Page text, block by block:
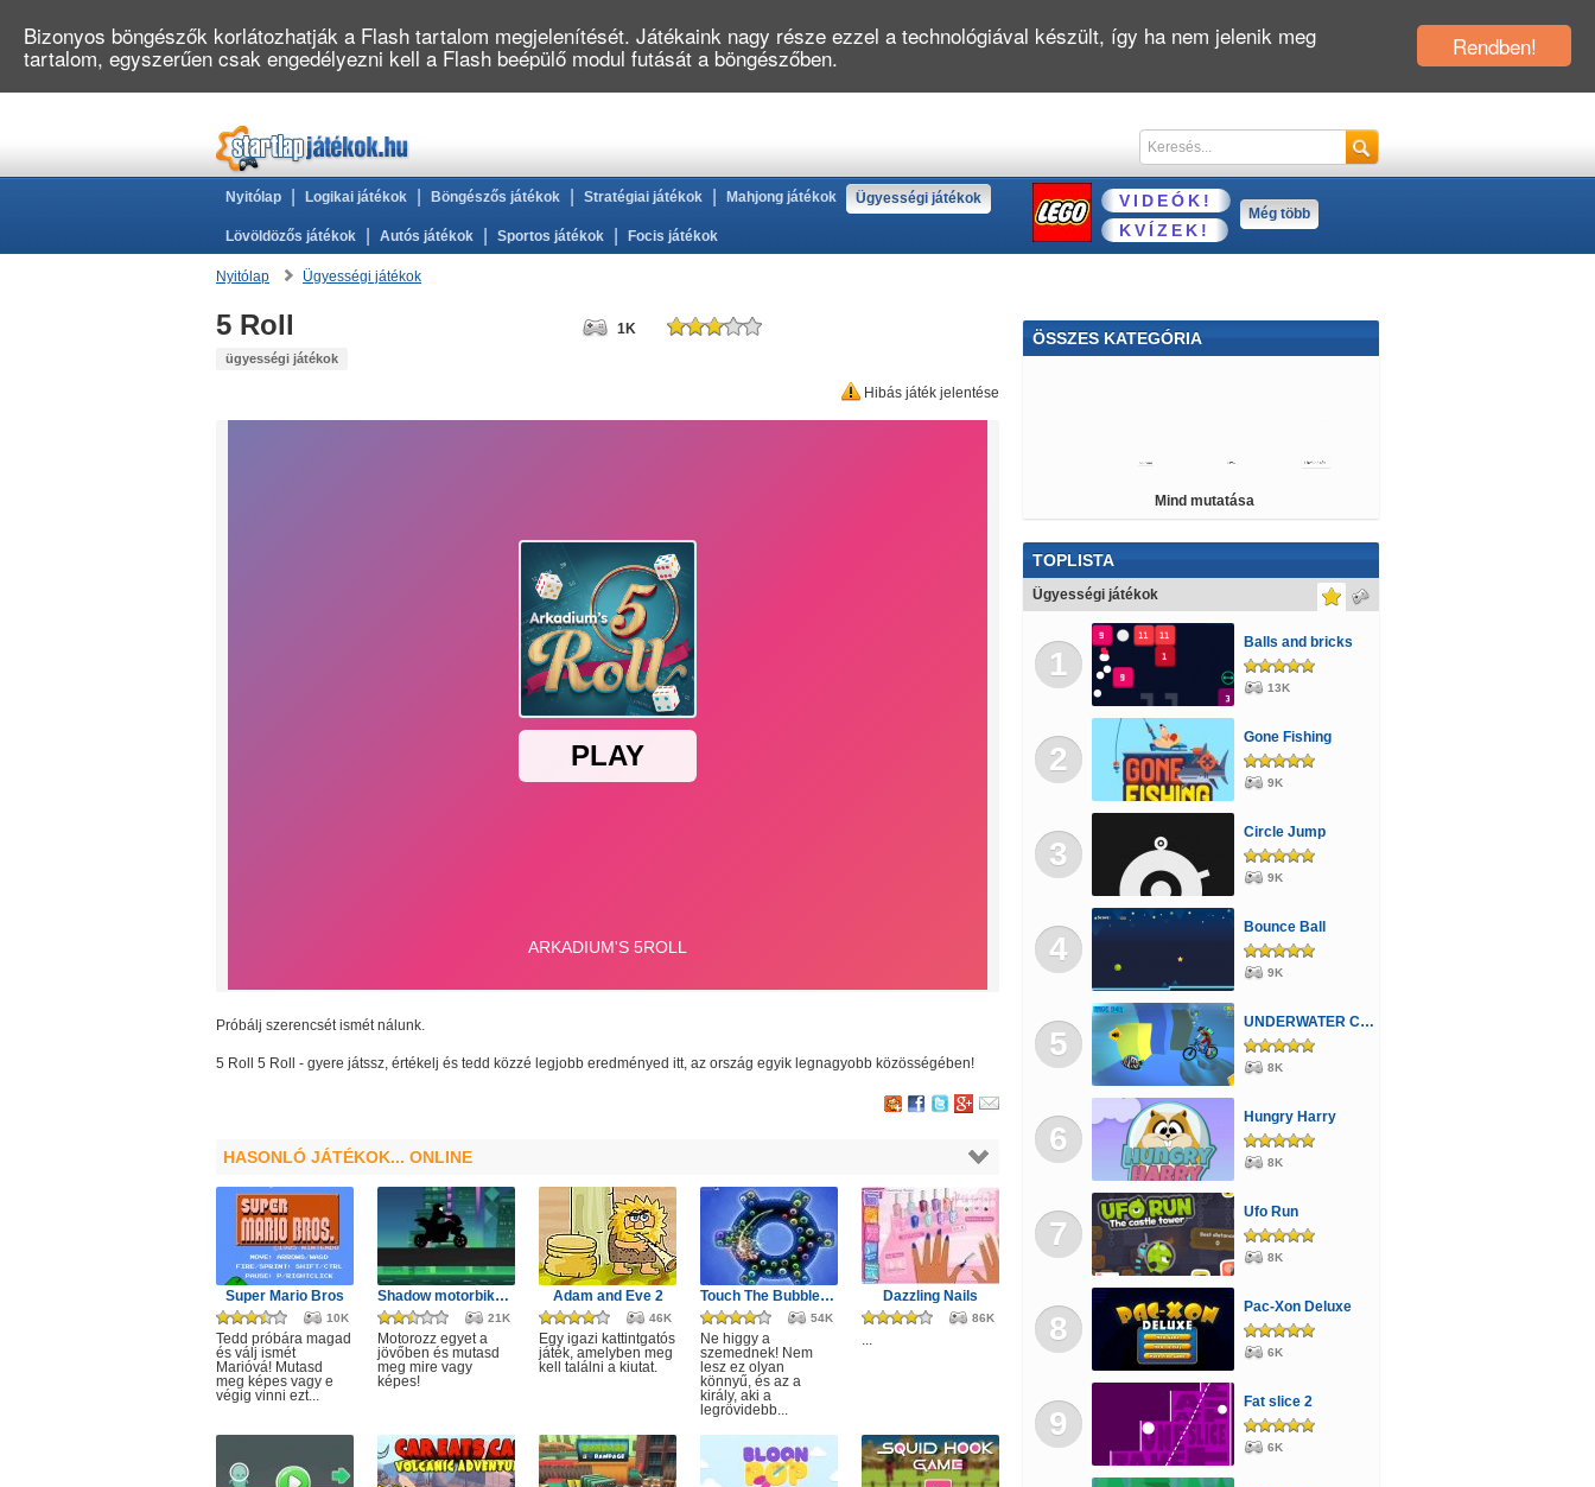
Nyitólap Logikai játékok Böngészős játékok Stratégiai játékok Mahjong játékok Ügyességi játékok
Lövöldözős játékok Autós játékok Sportos játékok Focis játékok
VIDEÓK!
KVÍZEK!
Még több
Nyitólap Ügyességi játékok
5 Roll
ügyességi játékok
1K
Hibás játék jelentése
Próbálj szerencsét ismét nálunk.
5 Roll - gyere játssz, értékelj és tedd közzé legjobb eredményed itt, az ország egyik legnagyobb
5 Roll közösségében!
HASONLÓ JÁTÉKOK... ONLINE
Super Mario Bros
10K
Tedd próbára magad
és válj ismét
Marióvá! Mutasd
meg képes vagy e
végig vinni ezt...
Shadow motorbike rider game
21K
Motorozz egyet a
jövőben és mutasd
meg mire vagy
képes!
Adam and Eve 2
46K
Egy igazi kattintgatós
játék, amelyben meg
kell találni a kiutat.
Touch The Bubbles 4
54K
Ne higgy a
szemednek! Nem
lesz ez olyan
könnyű, és az a
király, aki a
legrövidebb...
Dazzling Nails
86K
...
ÖSSZES KATEGÓRIA
Tankos
Kvíz Barbie
Mind mutatása
TOPLISTA
Ügyességi játékok
1
Balls and bricks
13K
2
Gone Fishing
9K
3
Circle Jump
9K
4
Bounce Ball
9K
5
UNDERWATER CYCLING
8K
6
Hungry Harry
8K
7
Ufo Run
8K
8
Pac-Xon Deluxe
6K
9
Fat slice 2
6K
Rendben!
Bizonyos böngészők korlátozhatják a Flash tartalom megjelenítését. Játékaink nagy része ezzel a technológiával készült, így ha nem jelenik meg
tartalom, egyszerűen csak engedélyezni kell a Flash beépülő modul futását a böngészőben.